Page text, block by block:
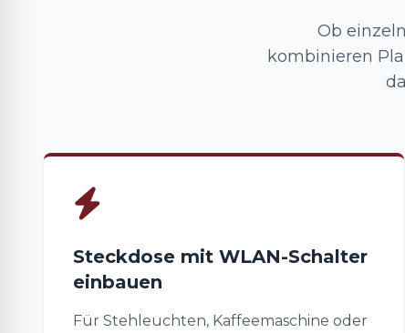
Ob
kombinieren
Steckdose mit WLAN-Schalter
einbauen
Für Stehleuchten, Kaffeemaschine oder